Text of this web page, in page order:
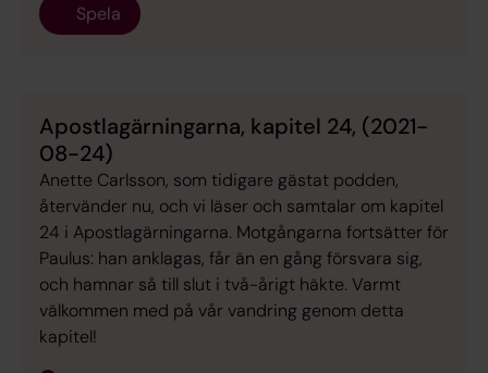
Spela
Apostlagärningarna, kapitel 24, (2021-
08-24)
Anette Carlsson, som tidigare gästat podden,
återvänder nu, och vi läser och samtalar om kapitel
24 i Apostlagärningarna. Motgångarna fortsätter för
Paulus: han anklagas, får än en gång försvara sig,
och hamnar så till slut i två-årigt häkte. Varmt
välkommen med på vår vandring genom detta
kapitel!